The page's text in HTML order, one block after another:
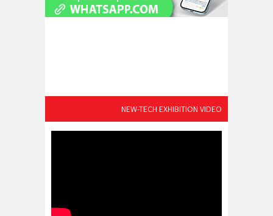
NEW-TECH EXHIBITION VIDEO